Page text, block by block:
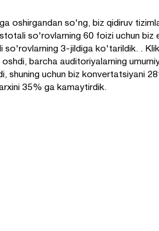
oshirgandan so'ng, biz qidiruv
so'rovlarning 60 foizi uchun biz
3-jildiga ko'tarildik. .
barcha auditoriyalarning
shuning uchun biz konvertatsiyani
35% ga kamaytirdik.